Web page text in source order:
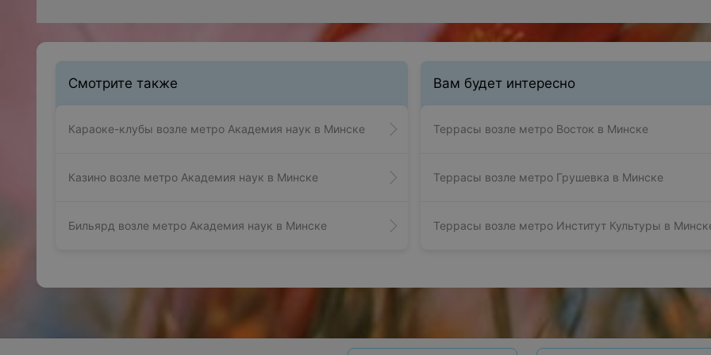
Смотрите также
Караоке-клубы возле метро Академия наук в Минске
Казино возле метро Академия наук в Минске
Бильярд возле метро Академия наук в Минске
Вам будет интересно
Террасы возле метро Восток в Минске
Террасы возле метро Грушевка в Минске
Террасы возле метро Институт Культуры в